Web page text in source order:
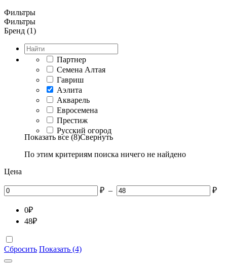
Фильтры
Фильтры
Бренд (1)
Партнер
Семена Алтая
Гавриш
Аэлита
Акварель
Евросемена
Престиж
Русский огород
Показать все (8)Свернуть
По этим критериям поиска ничего не найдено
Цена
₽ – ₽
0₽
48₽
Сбросить Показать (4)